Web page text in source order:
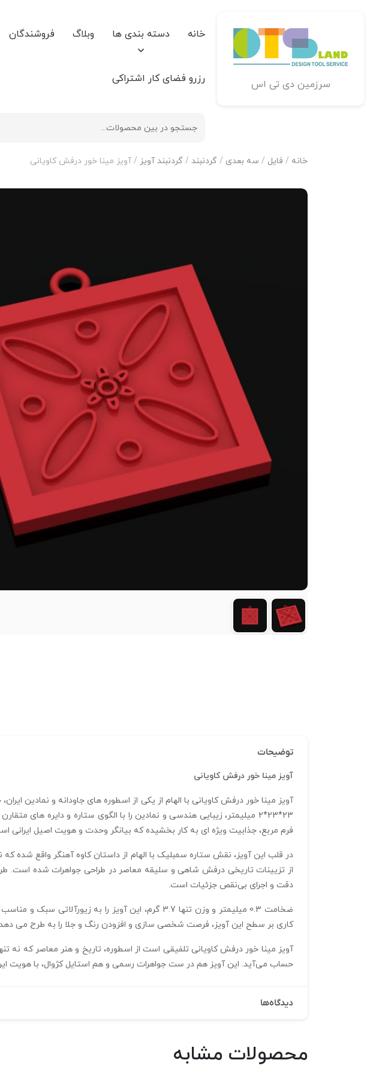
سرزمین دی تی اس
خانه دسته بندی ها وبلاگ فروشندگان
رزرو فضای کار اشتراکی
خانه / فایل / سه بعدی / گردنبند / گردنبند آویز / آویز مینا خور درفش کاویانی
توضیحات
آویز مینا خور درفش کاویانی
آویز مینا خور درفش کاویانی با الهام از یکی از اسطوره ‌های جاودانه و نمادین
فرم مربع، جذابیت ویژه‌ ای به کار بخشیده که بیانگر وحدت و هویت اصیل ایرانی
در قلب این آویز، نقش ستاره سمبلیک با الهام از داستان کاوه آهنگر واقع شده
دقت و اجرای بی‌نقص جزئیات است.
ضخامت 0.3 میلیمتر و وزن تنها 3.7 گرم، این آویز را
کاری بر سطح این آویز، فرصت شخصی‌ سازی و افزودن رنگ و جلا را به طرح می‌ دهد
آویز مینا خور درفش کاویانی تلفیقی است از اسطوره، تاریخ و هنر معاصر که نه
حساب می‌آید. این آویز هم در ست جواهرات رسمی و هم استایل کژوال، با هویت
دیدگاه‌ها
محصولات مشابه